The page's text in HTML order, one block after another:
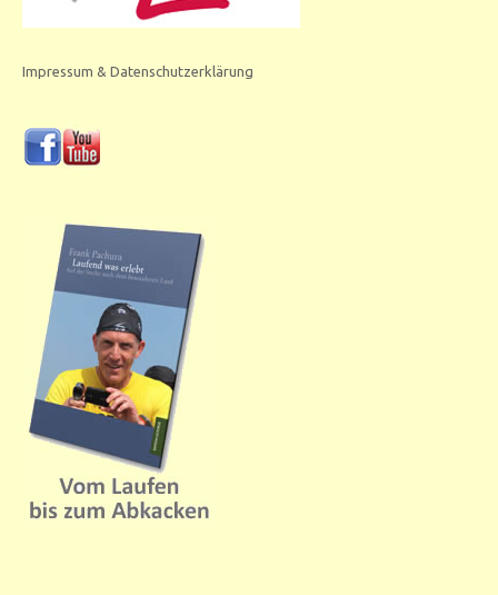
Impressum & Datenschutzerklärung